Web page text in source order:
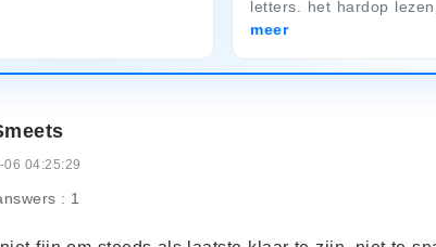
letters. het hardop
meer
04:25:29
: 1